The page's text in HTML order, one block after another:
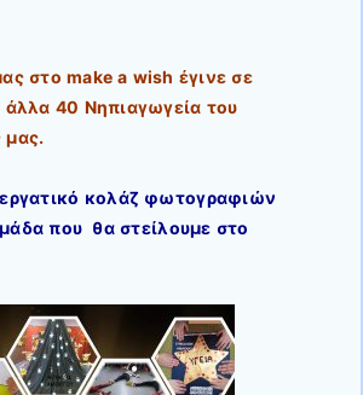
στο make a wish έγινε σε
άλλα 40 Νηπιαγωγεία του
μας.
κολάζ φωτογραφιών
που θα στείλουμε στο